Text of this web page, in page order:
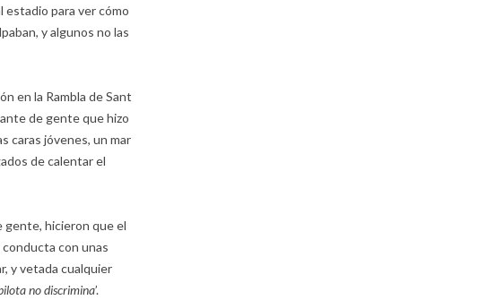
estadio para ver cómo
y algunos no las
en la Rambla de Sant
de gente que hizo
caras jóvenes, un mar
de calentar el
gente, hicieron que el
con unas
y vetada cualquier
no discrimina’.